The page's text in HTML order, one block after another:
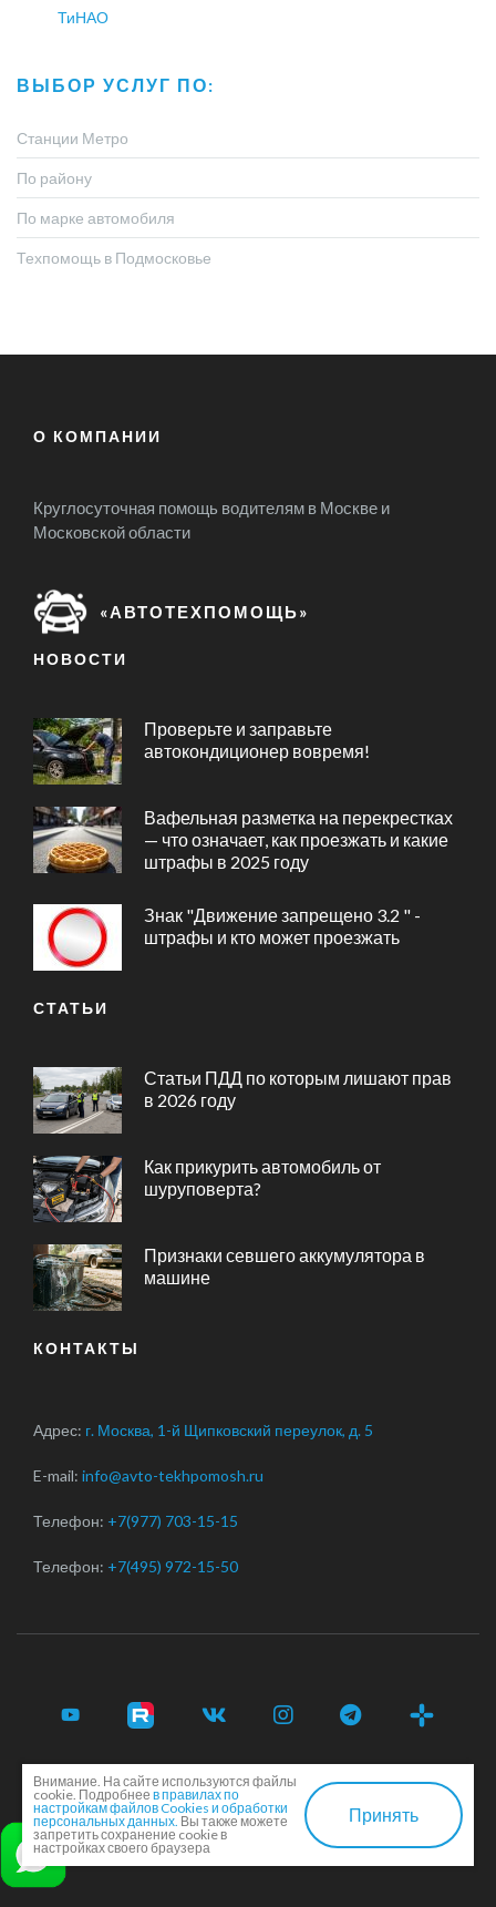
ТиНАО
ВЫБОР УСЛУГ ПО:
Станции Метро
По району
По марке автомобиля
Техпомощь в Подмосковье
О КОМПАНИИ
Круглосуточная помощь водителям в Москве и
Московской области
«АВТОТЕХПОМОЩЬ»
НОВОСТИ
Проверьте и заправьте
автокондиционер вовремя!
Вафельная разметка на перекрестках
— что означает, как проезжать и какие
штрафы в 2025 году
Знак "Движение запрещено 3.2 " -
штрафы и кто может проезжать
СТАТЬИ
Статьи ПДД по которым лишают прав
в 2026 году
Как прикурить автомобиль от
шуруповерта?
Признаки севшего аккумулятора в
машине
КОНТАКТЫ
Адрес: г. Москва, 1-й Щипковский переулок, д. 5
E-mail: info@avto-tekhpomosh.ru
Телефон: +7(977) 703-15-15
Телефон: +7(495) 972-15-50
© 2017-2026 Срочная автотехпомощь легковым и
грузовым автомобилям в Москве и Московской области ·
Соглашение сторон ·
Создание и продвижение сайта -Dkarlov.ru
Внимание. На сайте используются файлы
cookie. Подробнее в правилах по
настройкам файлов Cookies и обработки
персональных данных. Вы также можете
запретить сохранение cookie в
настройках своего браузера
Принять